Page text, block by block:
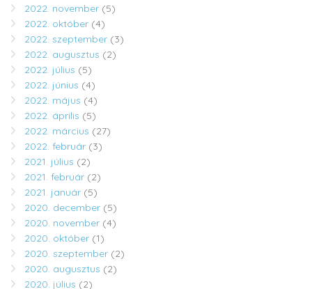
2022. november (5)
2022. október (4)
2022. szeptember (3)
2022. augusztus (2)
2022. július (5)
2022. június (4)
2022. május (4)
2022. április (5)
2022. március (27)
2022. február (3)
2021. július (2)
2021. február (2)
2021. január (5)
2020. december (5)
2020. november (4)
2020. október (1)
2020. szeptember (2)
2020. augusztus (2)
2020. július (2)